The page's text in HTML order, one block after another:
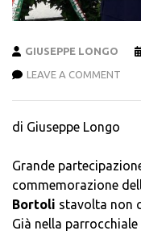
GIUSEPPE LONGO
LEAVE A COMMENT
di Giuseppe Longo
Grande
commemorazione
Bortoli stavolta non
Già nella